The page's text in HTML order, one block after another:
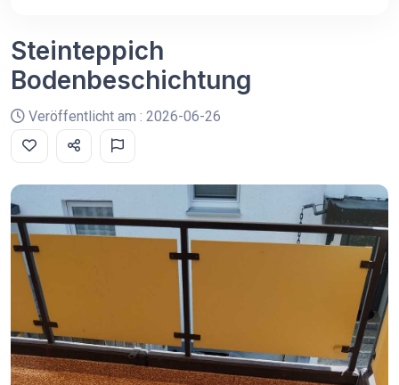
Steinteppich
Bodenbeschichtung
Veröffentlicht am : 2026-06-26